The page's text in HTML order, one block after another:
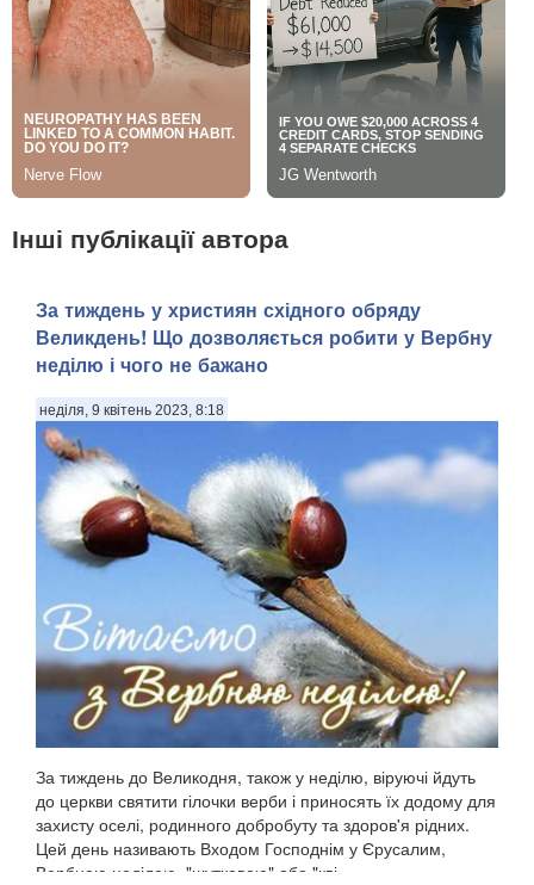
Інші публікації автора
За тиждень у християн східного обряду
Великдень! Що дозволяється робити у Вербну
неділю і чого не бажано
неділя, 9 квітень 2023, 8:18
За тиждень до Великодня, також у неділю, віруючі йдуть
до церкви святити гілочки верби і приносять їх додому для
захисту оселі, родинного добробуту та здоров'я рідних.
Цей день називають Входом Господнім у Єрусалим,
Вербною неділею, "шутковою" або "кві...